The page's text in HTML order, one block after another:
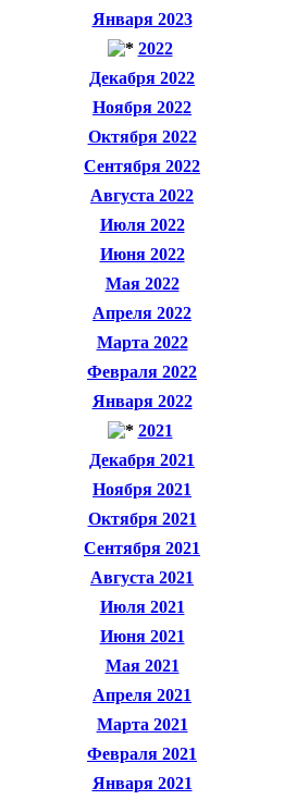
Января 2023
2022
Декабря 2022
Ноября 2022
Октября 2022
Сентября 2022
Августа 2022
Июля 2022
Июня 2022
Мая 2022
Апреля 2022
Марта 2022
Февраля 2022
Января 2022
2021
Декабря 2021
Ноября 2021
Октября 2021
Сентября 2021
Августа 2021
Июля 2021
Июня 2021
Мая 2021
Апреля 2021
Марта 2021
Февраля 2021
Января 2021